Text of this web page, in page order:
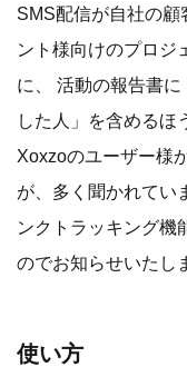
SMS配信が自社の
ント様向けのプロジ
に、 活動の報告書
した人」を含めるほ
Xoxzoのユーザー様
が、多く聞かれてい
ンクトラッキング機
のでお知らせいたし
使い方